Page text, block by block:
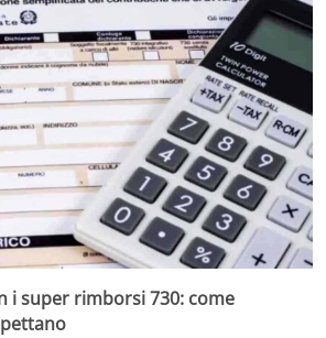
i super rimborsi 730: come